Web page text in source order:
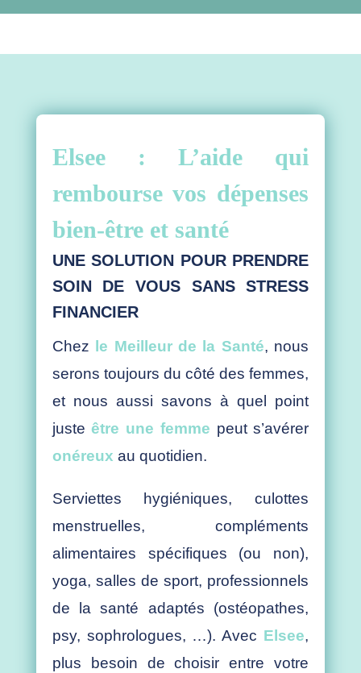
Elsee : L’aide qui
rembourse vos dépenses
bien-être et santé
UNE SOLUTION POUR PRENDRE
SOIN DE VOUS SANS STRESS
FINANCIER
Chez le Meilleur de la Santé, nous
serons toujours du côté des femmes,
et nous aussi savons à quel point
justeêtre une femme peut s’avérer
onéreux au quotidien.
Serviettes hygiéniques, culottes
menstruelles, compléments
alimentaires spécifiques (ou non),
yoga, salles de sport, professionnels
de la santé adaptés (ostéopathes,
psy, sophrologues, …). Avec Elsee,
plus besoin de choisir entre votre